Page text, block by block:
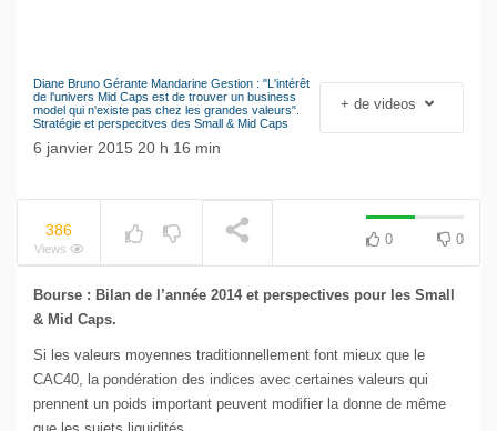
NOW PLAYING
Le séisme industriel
Volkswagen
Diane Bruno Gérante Mandarine Gestion : "L'intérêt
de l'univers Mid Caps est de trouver un business
model qui n'existe pas chez les grandes valeurs".
Stratégie et perspecitves des Small & Mid Caps
6 janvier 2015 20 h 16 min
+ de videos
386
Views
0 0
Bourse : Bilan de l’année 2014 et perspectives pour les Small
& Mid Caps.
Si les valeurs moyennes traditionnellement font mieux que le
CAC40, la pondération des indices avec certaines valeurs qui
prennent un poids important peuvent modifier la donne de même